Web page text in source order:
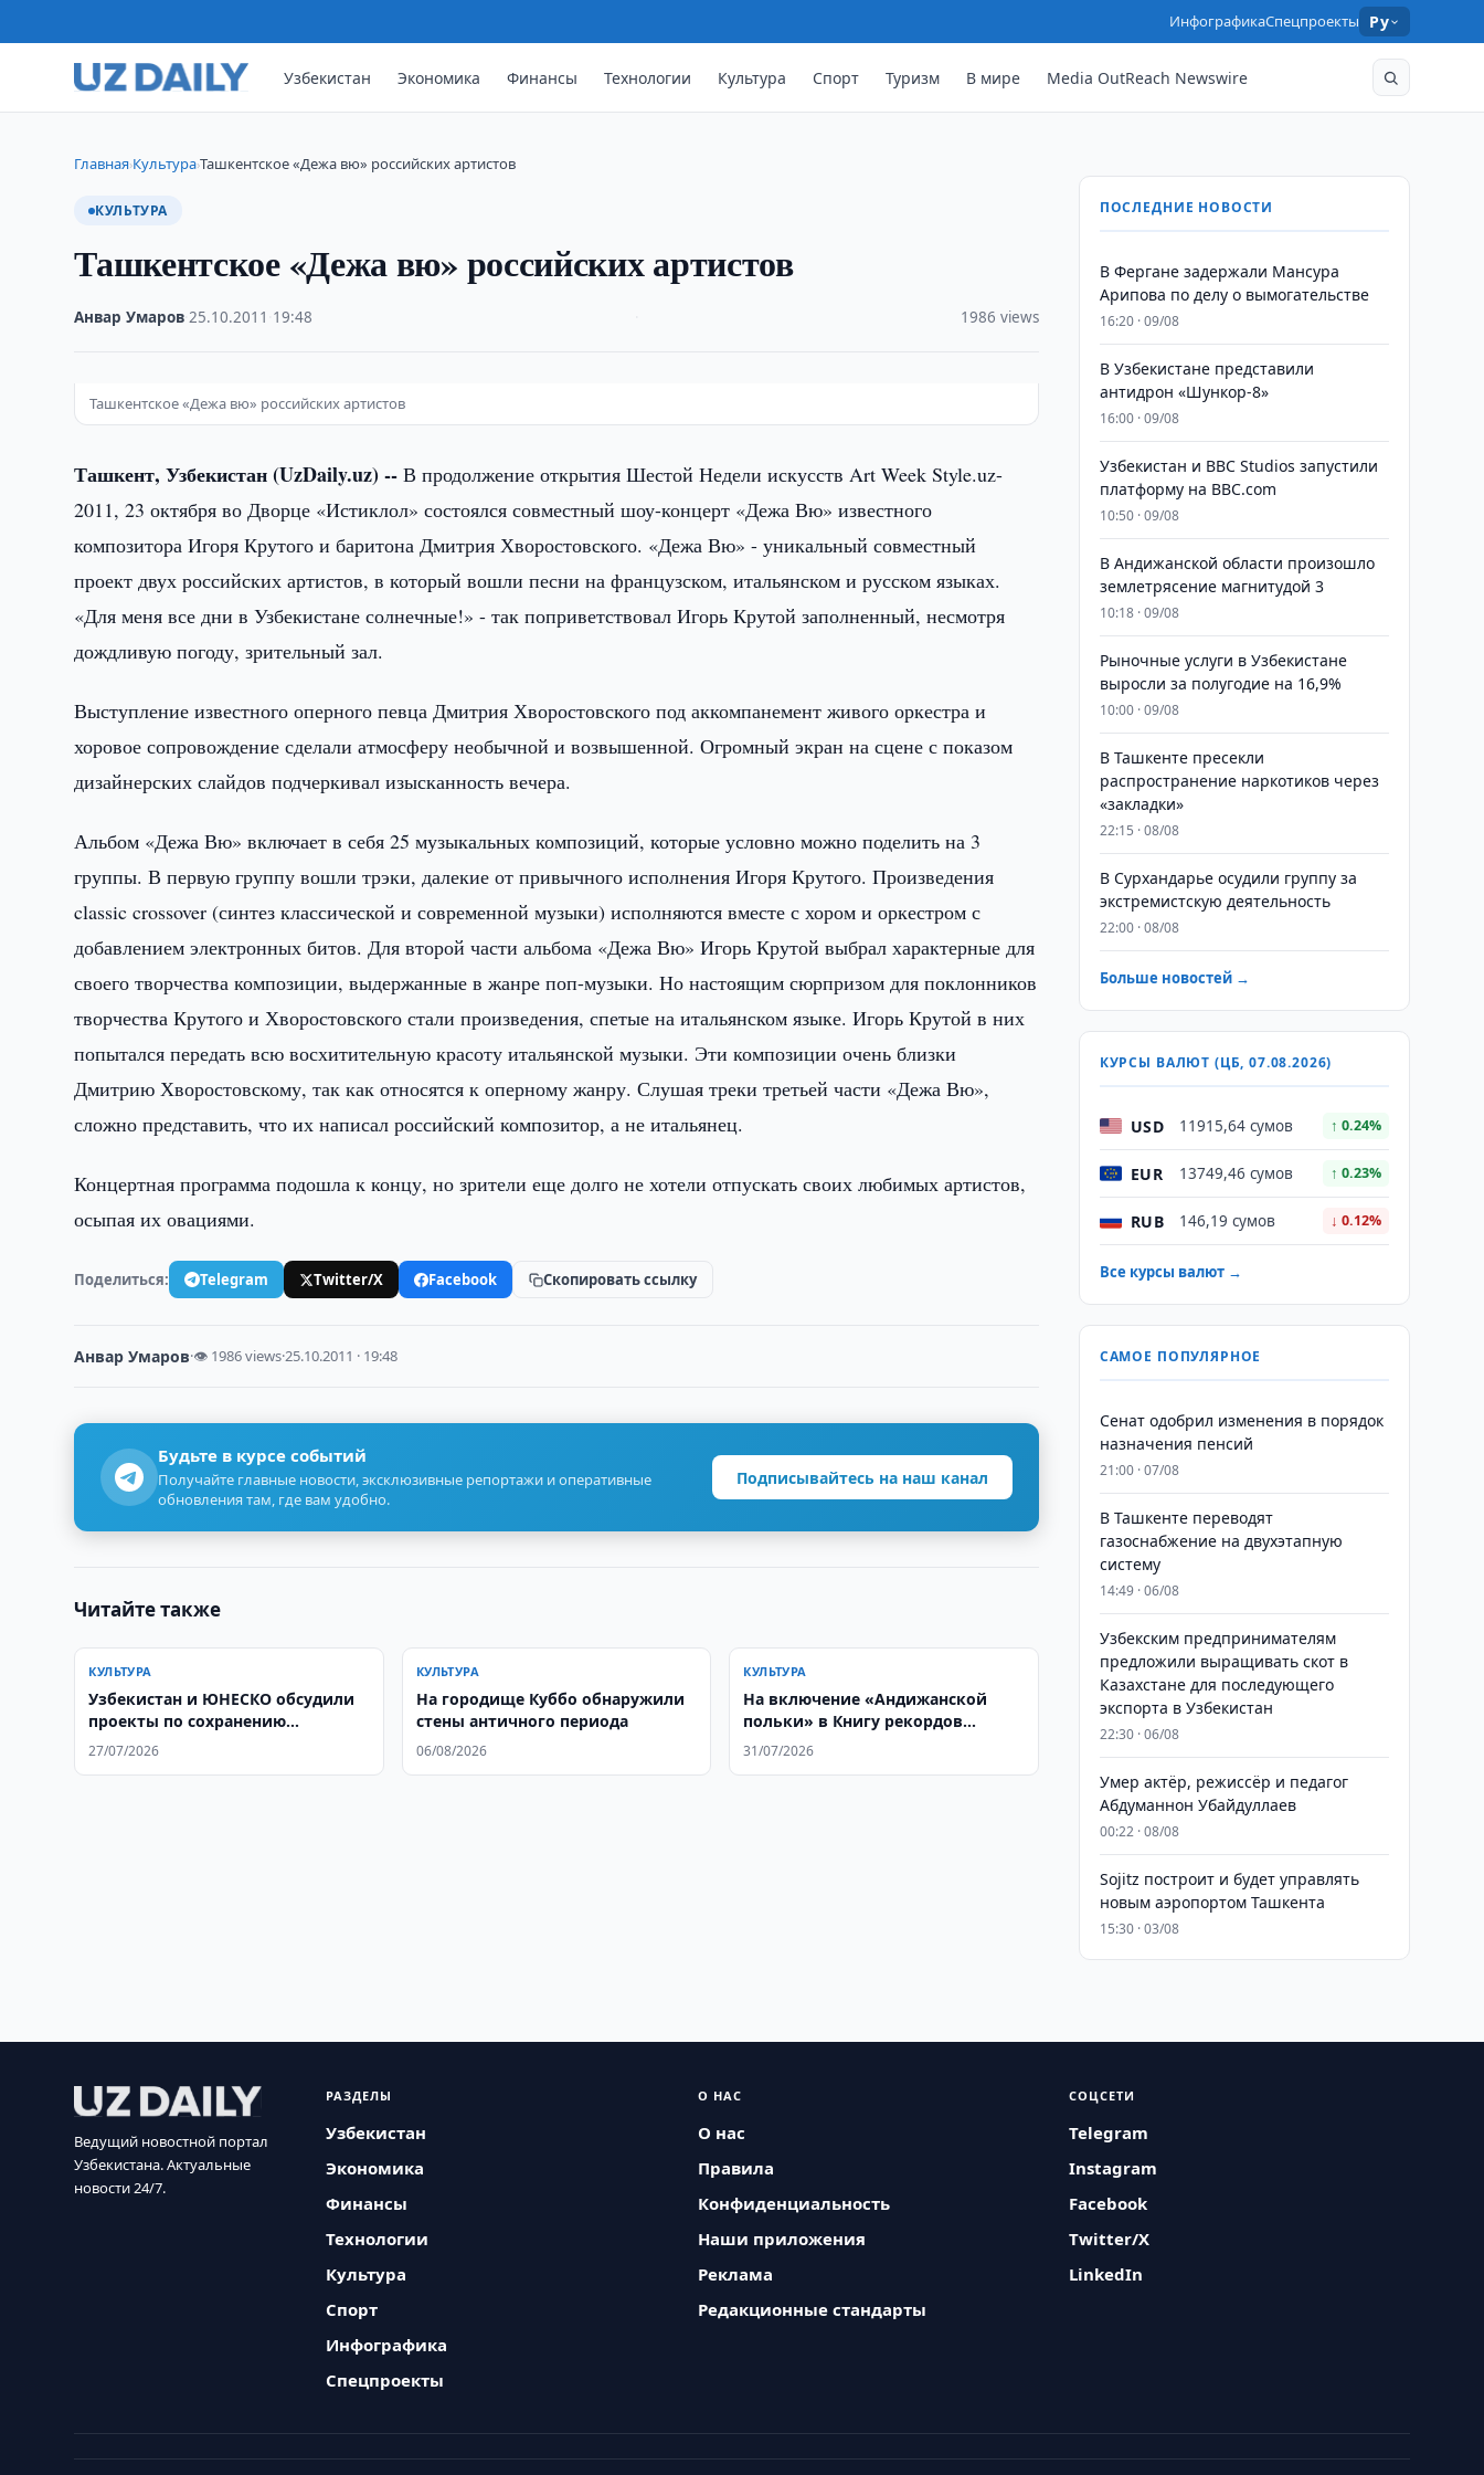
ИнфографикаСпецпроекты Ру
Узбекистан Экономика Финансы Технологии Культура Спорт Туризм В мире Media OutReach Newswire
Главная›Культура›Ташкентское «Дежа вю» российских артистов
КУЛЬТУРА
Ташкентское «Дежа вю» российских артистов
Анвар Умаров ·25.10.2011 19:48 1986 views
Ташкентское «Дежа вю» российских артистов
Ташкент, Узбекистан (UzDaily.uz) -- В продолжение открытия Шестой Недели искусств Art Week Style.uz-
2011, 23 октября во Дворце «Истиклол» состоялся совместный шоу-концерт «Дежа Вю» известного
композитора Игоря Крутого и баритона Дмитрия Хворостовского. «Дежа Вю» - уникальный совместный
проект двух российских артистов, в который вошли песни на французском, итальянском и русском языках.
«Для меня все дни в Узбекистане солнечные!» - так поприветствовал Игорь Крутой заполненный, несмотря
дождливую погоду, зрительный зал.
Выступление известного оперного певца Дмитрия Хворостовского под аккомпанемент живого оркестра и
хоровое сопровождение сделали атмосферу необычной и возвышенной. Огромный экран на сцене с показом
дизайнерских слайдов подчеркивал изысканность вечера.
Альбом «Дежа Вю» включает в себя 25 музыкальных композиций, которые условно можно поделить на 3
группы. В первую группу вошли трэки, далекие от привычного исполнения Игоря Крутого. Произведения
classic crossover (синтез классической и современной музыки) исполняются вместе с хором и оркестром с
добавлением электронных битов. Для второй части альбома «Дежа Вю» Игорь Крутой выбрал характерные для
своего творчества композиции, выдержанные в жанре поп-музыки. Но настоящим сюрпризом для поклонников
творчества Крутого и Хворостовского стали произведения, спетые на итальянском языке. Игорь Крутой в них
попытался передать всю восхитительную красоту итальянской музыки. Эти композиции очень близки
Дмитрию Хворостовскому, так как относятся к оперному жанру. Слушая треки третьей части «Дежа Вю»,
сложно представить, что их написал российский композитор, а не итальянец.
Концертная программа подошла к концу, но зрители еще долго не хотели отпускать своих любимых артистов,
осыпая их овациями.
Поделиться: Telegram Twitter/X Facebook Скопировать ссылку
Анвар Умаров·👁 1986 views·25.10.2011 · 19:48
Будьте в курсе событий
Получайте главные новости, эксклюзивные репортажи и оперативные
обновления там, где вам удобно.
Подписывайтесь на наш канал
Читайте также
КУЛЬТУРА
Узбекистан и ЮНЕСКО обсудили
проекты по сохранению
культурного наследия
27/07/2026
КУЛЬТУРА
На городище Куббо обнаружили
стены античного периода
06/08/2026
КУЛЬТУРА
На включение «Андижанской
польки» в Книгу рекордов
Гиннесса выделили 730 млн.
31/07/2026
ПОСЛЕДНИЕ НОВОСТИ
В Фергане задержали Мансура
Арипова по делу о вымогательстве
16:20 · 09/08
В Узбекистане представили
антидрон «Шункор-8»
16:00 · 09/08
Узбекистан и BBC Studios запустили
платформу на BBC.com
10:50 · 09/08
В Андижанской области произошло
землетрясение магнитудой 3
10:18 · 09/08
Рыночные услуги в Узбекистане
выросли за полугодие на 16,9%
10:00 · 09/08
В Ташкенте пресекли
распространение наркотиков через
«закладки»
22:15 · 08/08
В Сурхандарье осудили группу за
экстремистскую деятельность
22:00 · 08/08
Больше новостей →
КУРСЫ ВАЛЮТ (ЦБ, 07.08.2026)
USD 11915,64 сумов ↑ 0.24%
EUR 13749,46 сумов ↑ 0.23%
RUB 146,19 сумов ↓ 0.12%
Все курсы валют →
САМОЕ ПОПУЛЯРНОЕ
Сенат одобрил изменения в порядок
назначения пенсий
21:00 · 07/08
В Ташкенте переводят
газоснабжение на двухэтапную
систему
14:49 · 06/08
Узбекским предпринимателям
предложили выращивать скот в
Казахстане для последующего
экспорта в Узбекистан
22:30 · 06/08
Умер актёр, режиссёр и педагог
Абдуманнон Убайдуллаев
00:22 · 08/08
Sojitz построит и будет управлять
новым аэропортом Ташкента
15:30 · 03/08
Ведущий новостной портал
Узбекистана. Актуальные
новости 24/7.
РАЗДЕЛЫ
Узбекистан
Экономика
Финансы
Технологии
Культура
Спорт
Инфографика
Спецпроекты
О НАС
О нас
Правила
Конфиденциальность
Наши приложения
Реклама
Редакционные стандарты
СОЦСЕТИ
Telegram
Instagram
Facebook
Twitter/X
LinkedIn